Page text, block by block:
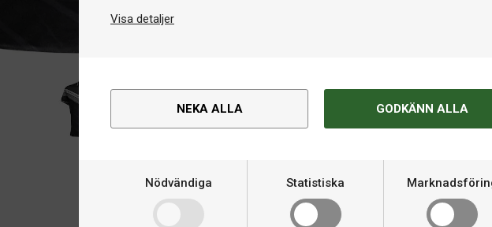
Visa detaljer
NEKA ALLA GODKÄNN ALLA
Nödvändiga Statistiska
Om produkten